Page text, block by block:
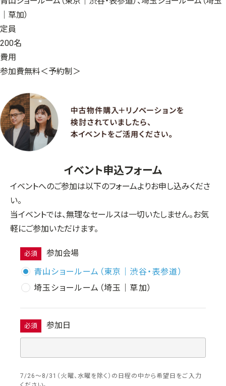
｜草加）
定員
200名
費用
参加費無料＜予約制＞
イベント申込フォーム
イベントへのご参加は以下のフォームよりお申し込みくださ
い。
当イベントでは、無理なセールスは一切いたしません。お気
軽にご参加いただけます。
必須
参加会場
青山ショールーム（東京｜渋谷・表参道）
埼玉ショールーム（埼玉｜草加）
必須 参加日
7/26〜8/31（火曜、水曜を除く）の日程の中から希望日をご入力